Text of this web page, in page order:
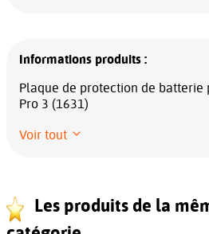
Informations produits :
Plaque de protection de batterie
Pro 3 (1631)
Voir tout
Les produits de la